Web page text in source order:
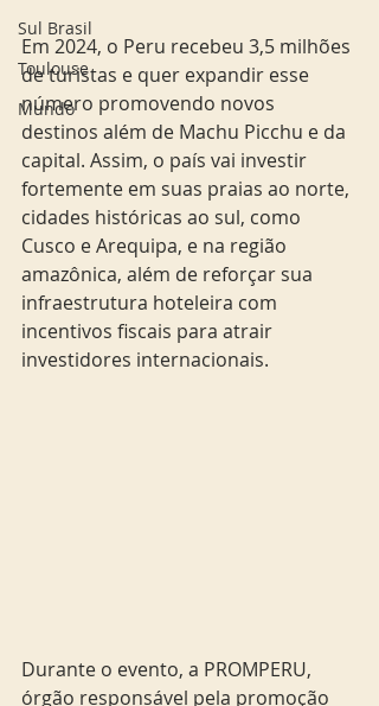
Sul Brasil
Toulouse
Mundo
Em 2024, o Peru recebeu 3,5 milhões
de turistas e quer expandir esse
número promovendo novos
destinos além de Machu Picchu e da
capital. Assim, o país vai investir
fortemente em suas praias ao norte,
cidades históricas ao sul, como
Cusco e Arequipa, e na região
amazônica, além de reforçar sua
infraestrutura hoteleira com
incentivos fiscais para atrair
investidores internacionais.
Durante o evento, a PROMPERU,
órgão responsável pela promoção